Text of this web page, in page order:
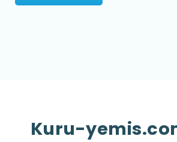
Kuru-